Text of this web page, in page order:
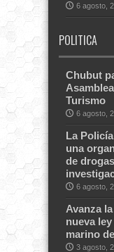
6 agosto,
POLITICA
Chubut
Turismo
6 agosto,
La
una
de
6 agosto,
Avanza
nueva
marino
3 agosto,